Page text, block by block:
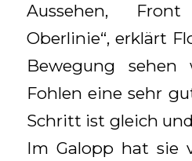
Aussehen,
Oberlinie“, erklärt
Bewegung
Fohlen eine sehr
Schritt ist gleich
Im Galopp hat sie